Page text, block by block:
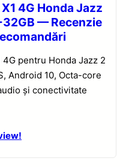
4G Honda Jazz
— Recenzie
pentru Honda Jazz 2
Android 10, Octa-core
și conectivitate